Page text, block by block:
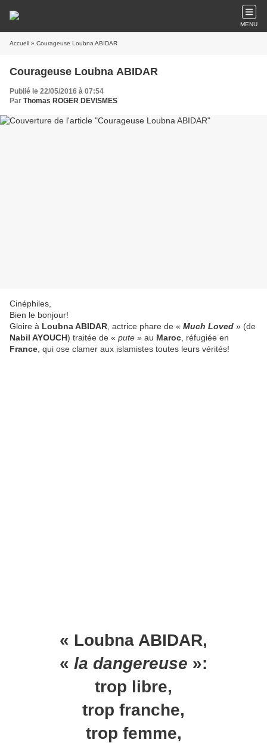
MENU
Accueil » Courageuse Loubna ABIDAR
Courageuse Loubna ABIDAR
Publié le 22/05/2016 à 07:54
Par Thomas ROGER DEVISMES
Cinéphiles,
Bien le bonjour!
Gloire à Loubna ABIDAR , actrice phare de « Much Loved » (de
Nabil AYOUCH) traitée de « pute » au Maroc , réfugiée en
France , qui ose clamer aux islamistes toutes leurs vérités!
« Loubna ABIDAR,
« la dangereuse »:
trop libre,
trop franche,
trop femme,